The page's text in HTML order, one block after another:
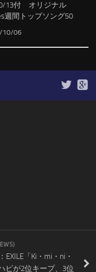
13付 オリジナル
週間トップソング50
10/06
「Ki・mi・ni・
ピが2位キープ、3位